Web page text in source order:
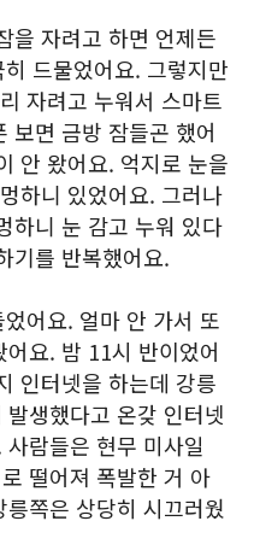
을 자려고 하면 언제든
드물었어요. 그렇지만
자려고 누워서 스마트
보면 금방 잠들곤 했어
안 왔어요. 억지로 눈을
하니 있었어요. 그러나
하니 눈 감고 누워 있다
기를 반복했어요.
어요. 얼마 안 가서 또
요. 밤 11시 반이었어
인터넷을 하는데 강릉
생했다고 온갖 인터넷
람들은 현무 미사일
떨어져 폭발한 거 아
쪽은 상당히 시끄러웠